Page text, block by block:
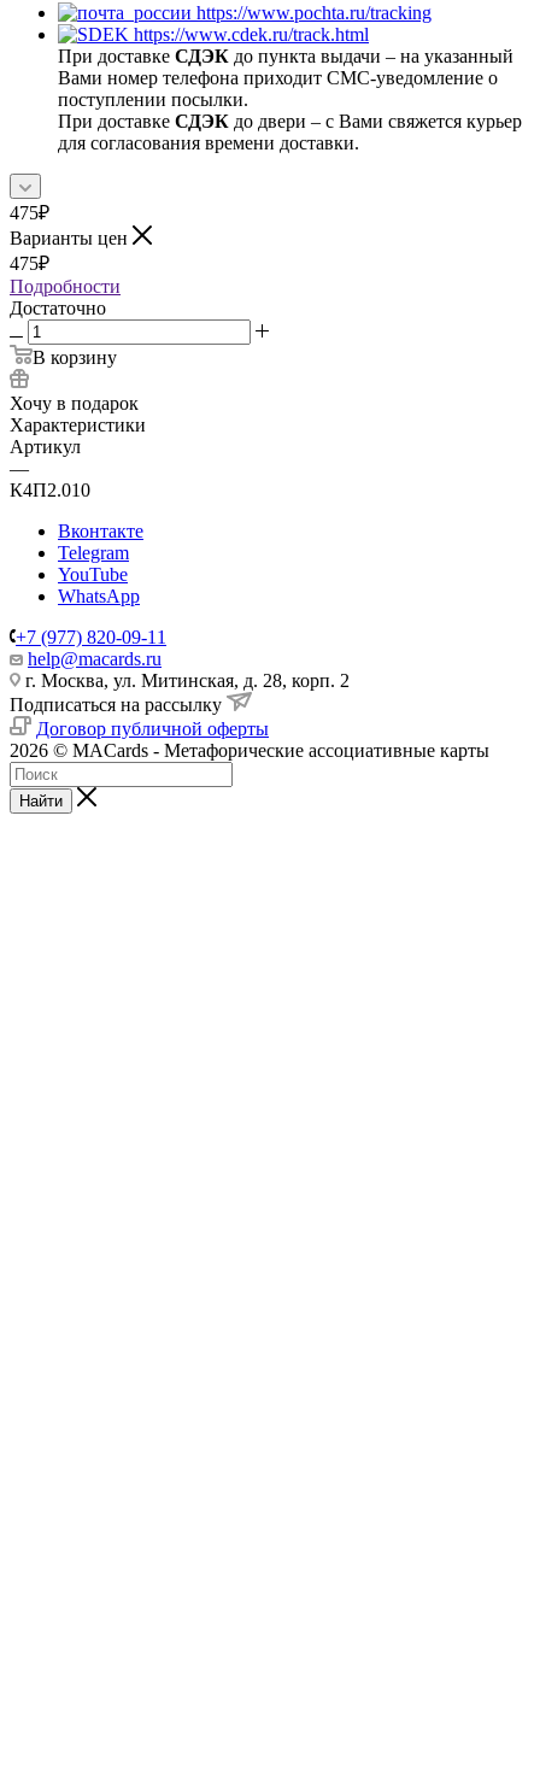
https://www.pochta.ru/tracking
https://www.cdek.ru/track.html
При доставке СДЭК до пункта выдачи – на указанный
Вами номер телефона приходит СМС-уведомление о
поступлении посылки.
При доставке СДЭК до двери – с Вами свяжется курьер
для согласования времени доставки.
475₽
Варианты цен
475₽
Подробности
Достаточно
В корзину
Хочу в подарок
Характеристики
Артикул
—
К4П2.010
Вконтакте
Telegram
YouTube
WhatsApp
+7 (977) 820-09-11
help@macards.ru
г. Москва, ул. Митинская, д. 28, корп. 2
Подписаться на рассылку
Договор публичной оферты
2026 © MACards - Метафорические ассоциативные карты
Найти